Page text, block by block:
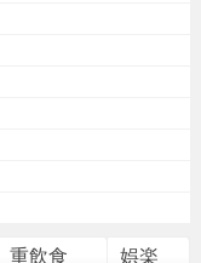
重飲食 娯楽